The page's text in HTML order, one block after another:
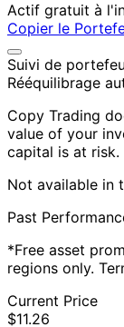
Actif gratuit à
Copier le
Suivi de
Rééquilibrage
Copy Trading
value of your
capital is at risk.
Not available in
Past
*Free asset
regions only.
Current Price
$11.26